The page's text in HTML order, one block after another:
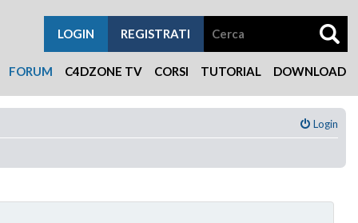
FORUM C4DZONE TV CORSI TUTORIAL DOWNLOAD
REGISTRATI
LOGIN
Login